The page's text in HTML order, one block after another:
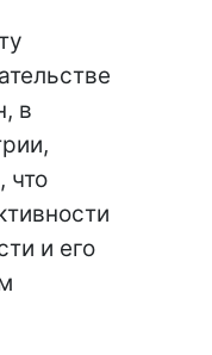
в
что
и его